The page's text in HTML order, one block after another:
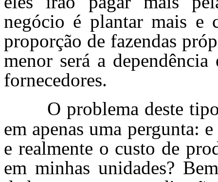
negócio é plantar mais e
proporção de fazendas
menor será a
fornecedores.
O problema deste
em apenas uma pergunta:
e realmente o custo de
em minhas unidades?